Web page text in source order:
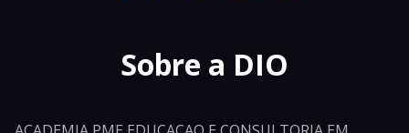
Sobre a DIO